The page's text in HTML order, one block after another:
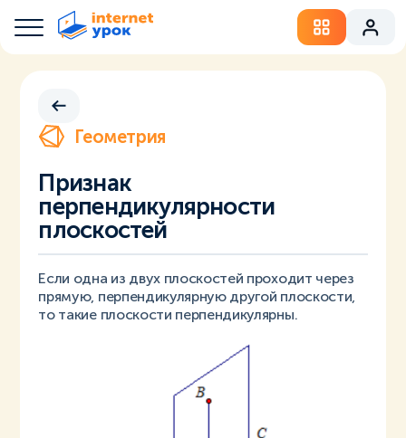
Геометрия
Признак
перпендикулярности
плоскостей
Если одна из двух плоскостей проходит через
прямую, перпендикулярную другой плоскости,
то такие плоскости перпендикулярны.